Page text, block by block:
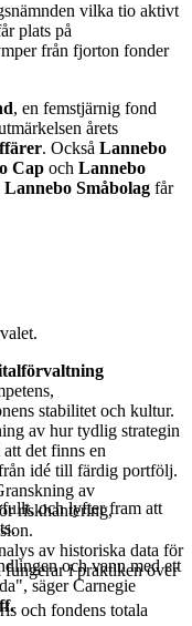
vilka tio aktivt
plats på
från fjorton fonder
, en femstjärnig fond
årets
. Också Lannebo
Cap och Lannebo
Lannebo Småbolag får
stabilitet och kultur.
av hur tydlig strategin
det finns en
idé till färdig portfölj.
av
riskhantering,
av historiska data för
i praktiken över
och fondens totala
och lyfter fram att
och vann med ett
säger Carnegie